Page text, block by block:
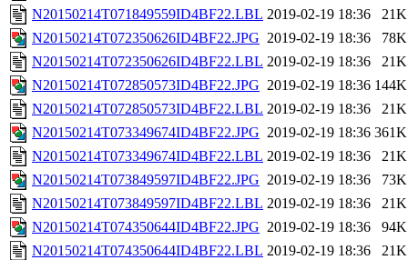
N20150214T071849559ID4BF22.LBL 2019-02-19 18:36
21K
N20150214T072350626ID4BF22.JPG 2019-02-19 18:36
78K
N20150214T072350626ID4BF22.LBL 2019-02-19 18:36
21K
N20150214T072850573ID4BF22.JPG 2019-02-19 18:36 144K
N20150214T072850573ID4BF22.LBL 2019-02-19 18:36
21K
N20150214T073349674ID4BF22.JPG 2019-02-19 18:36 361K
N20150214T073349674ID4BF22.LBL 2019-02-19 18:36
21K
N20150214T073849597ID4BF22.JPG 2019-02-19 18:36
73K
N20150214T073849597ID4BF22.LBL 2019-02-19 18:36
21K
N20150214T074350644ID4BF22.JPG 2019-02-19 18:36
94K
N20150214T074350644ID4BF22.LBL 2019-02-19 18:36
21K